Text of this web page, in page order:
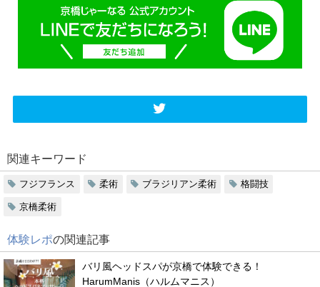
関連キーワード
フジフランス 柔術 ブラジリアン柔術 格闘技
京橋柔術
体験レポの関連記事
バリ風ヘッドスパが京橋で体験できる！
HarumManis（ハルムマニス）